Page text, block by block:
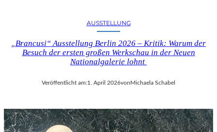
AUSSTELLUNG
„Brancusi“ Ausstellung Berlin 2026 – Kritik: Warum der
Besuch der ersten großen Werkschau in der Neuen
Nationalgalerie lohnt
Veröffentlicht am:1. April 2026von Michaela Schabel